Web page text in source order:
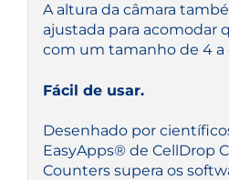
A altura da câmara
ajustada para acomodar
com um tamanho de 4 a
Fácil de usar.
Desenhado por
EasyApps® de CellDrop
Counters supera os